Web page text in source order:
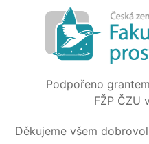
Podpořeno
FŽP ČZU
Děkujeme všem